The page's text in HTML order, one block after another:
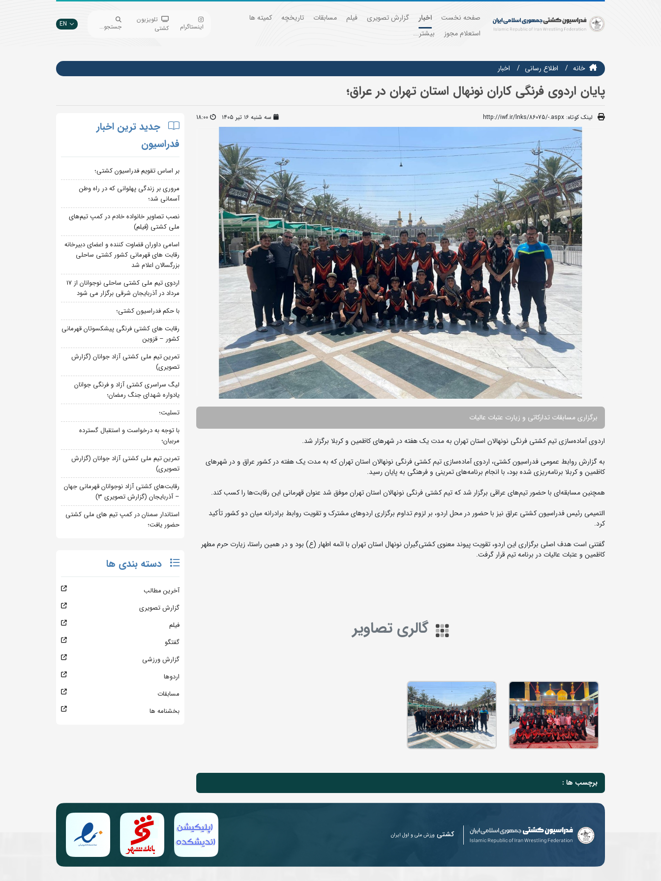
صفحه نخست اخبار گزارش تصویری فیلم مسابقات تاریخچه
کمیته ها
استعلام مجوز
بیشتر...
اینستاگرام
تلویزیون
کشتی
جستجو... EN
خانه اطلاع رسانی اخبار
پایان اردوی فرنگی کاران نونهال استان تهران در عراق؛
لینک کوتاه: http://iwf.ir/lnks/86075/-.aspx سه شنبه ۱۶ تیر ۱۴۰۵ 18:00
برگزاری مسابقات تدارکاتی و زیارت عتبات عالیات
اردوی آماده‌سازی تیم کشتی فرنگی نونهالان استان تهران به مدت یک هفته در شهرهای کاظمین و کربلا برگزار شد.
به گزارش روابط عمومی فدراسیون کشتی، اردوی آماده‌سازی تیم کشتی فرنگی نونهالان استان تهران که به مدت یک هفته در کشور عراق و در شهرهای
کاظمین و کربلا برنامه‌ریزی شده بود، با انجام برنامه‌های تمرینی و فرهنگی به پایان رسید.
همچنین مسابقه‌ای با حضور تیم‌های عراقی برگزار شد که تیم کشتی فرنگی نونهالان استان تهران موفق شد عنوان قهرمانی این رقابت‌ها را کسب کند.
التمیمی رئیس فدراسیون کشتی عراق نیز با حضور در محل اردو، بر لزوم تداوم برگزاری اردوهای مشترک و تقویت روابط برادرانه میان دو کشور تأکید
کرد.
گفتنی است هدف اصلی برگزاری این اردو، تقویت پیوند معنوی کشتی‌گیران نونهال استان تهران با ائمه اطهار (ع) بود و در همین راستا، زیارت حرم مطهر
کاظمین و عتبات عالیات در برنامه تیم قرار گرفت.
گالری تصاویر
برچسب ها :
جدید ترین اخبار
فدراسیون
بر اساس تقویم فدراسیون کشتی؛
مروری بر زندگی پهلوانی که در راه وطن
آسمانی شد؛
نصب تصاویر خانواده خادم در کمپ تیم‌های
ملی کشتی (فیلم)
اسامی داوران قضاوت کننده و اعضای دبیرخانه
رقابت های قهرمانی کشور کشتی ساحلی
بزرگسالان اعلام شد
اردوی تیم ملی کشتی ساحلی نوجوانان از 17
مرداد در آذربایجان شرقی برگزار می شود
با حکم فدراسیون کشتی؛
رقابت های کشتی فرنگی پیشکسوتان قهرمانی
کشور – قزوین
تمرین تیم ملی کشتی آزاد جوانان (گزارش
تصویری)
لیگ سراسری کشتی آزاد و فرنگی جوانان
یادواره شهدای جنگ رمضان؛
تسلیت؛
با توجه به درخواست و استقبال گسترده
مربیان؛
تمرین تیم ملی کشتی آزاد جوانان (گزارش
تصویری)
رقابت‌های کشتی آزاد نوجوانان قهرمانی جهان
– آذربایجان (گزارش تصویری 3)
استاندار سمنان در کمپ تیم های ملی کشتی
حضور یافت؛
دسته بندی ها
آخرین مطالب
گزارش تصویری
فیلم
گفتگو
گزارش ورزشی
اردوها
مسابقات
بخشنامه ها
کشتی ورزش ملی و اول ایران